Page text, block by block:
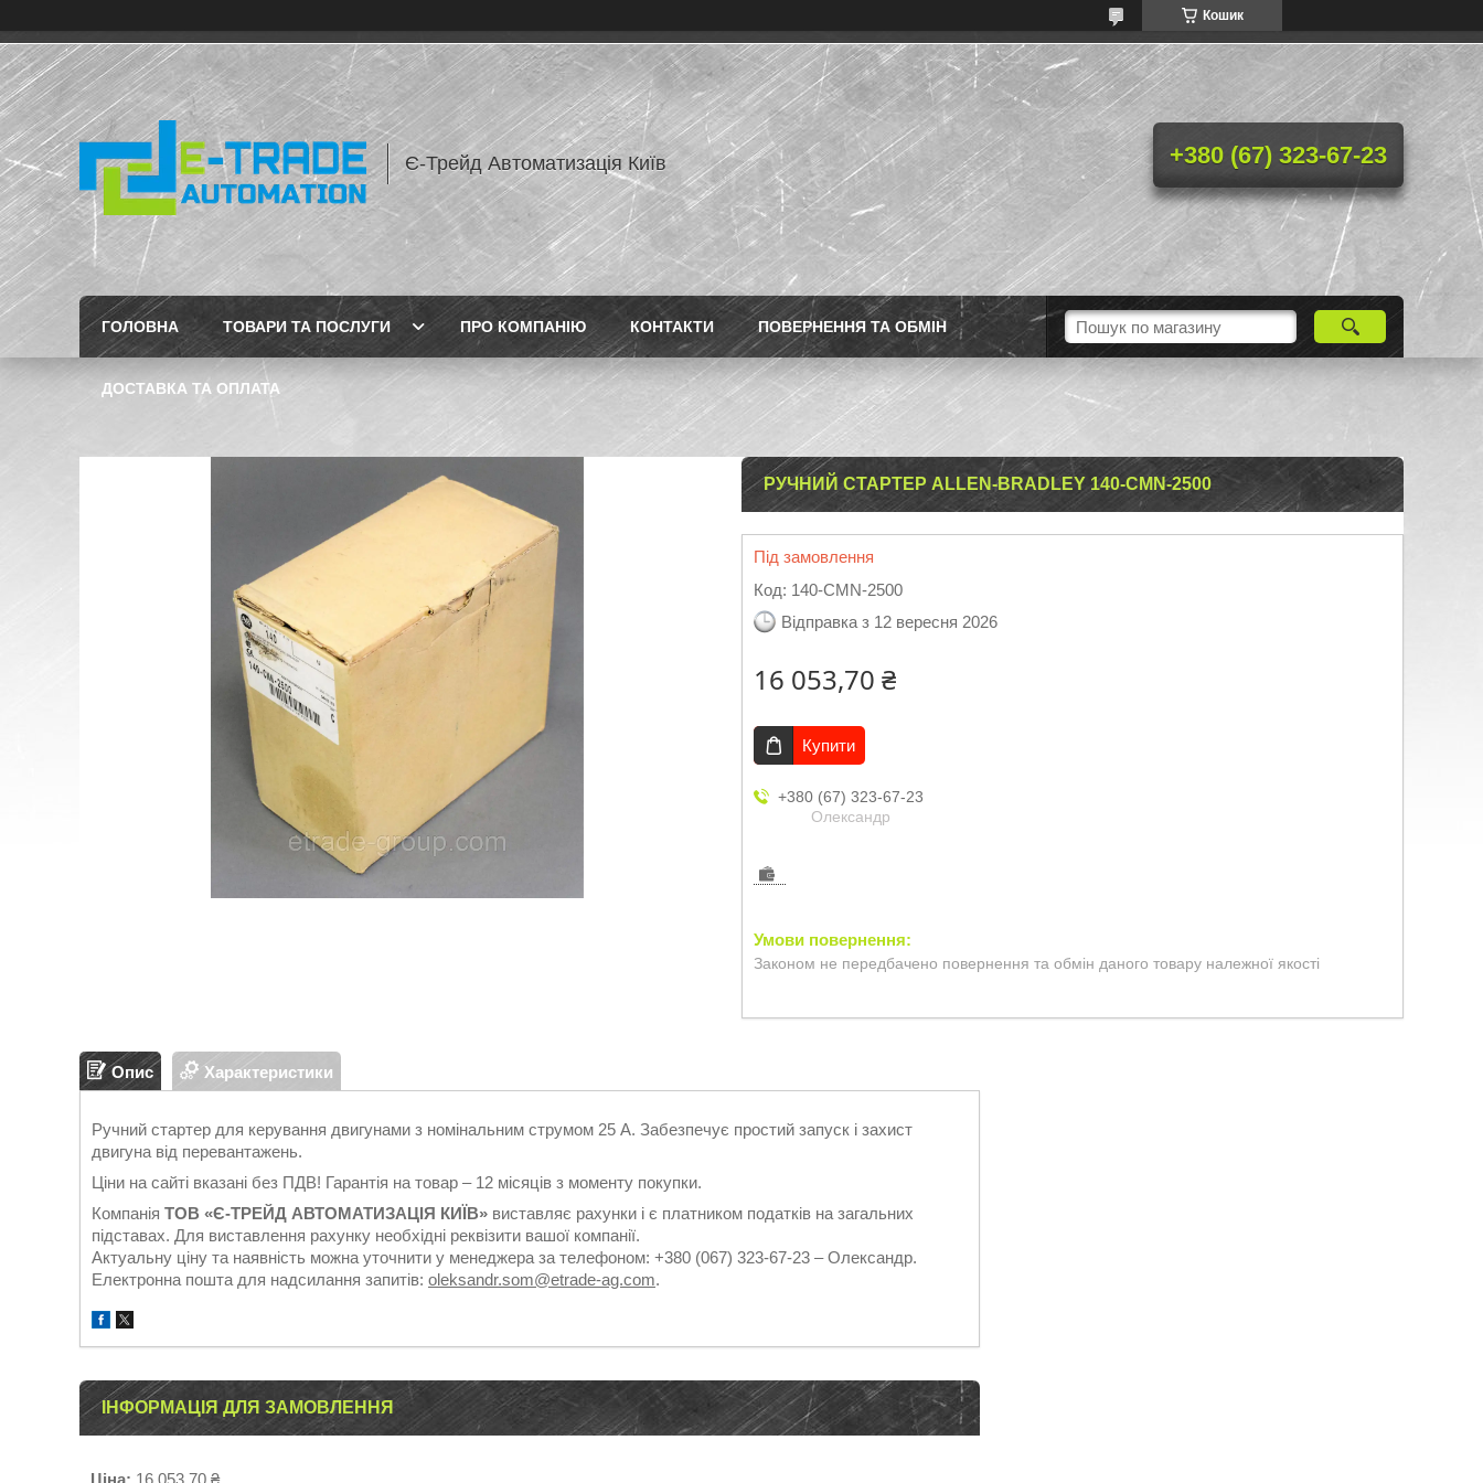
Кошик
Є-Трейд Автоматизація Київ +380 (67) 323-67-23
ГОЛОВНА ТОВАРИ ТА ПОСЛУГИ ПРО КОМПАНІЮ КОНТАКТИ ПОВЕРНЕННЯ ТА ОБМІН
ДОСТАВКА ТА ОПЛАТА
РУЧНИЙ СТАРТЕР ALLEN-BRADLEY 140-CMN-2500
Під замовлення
Код: 140-CMN-2500
Відправка з 12 вересня 2026
16 053,70 ₴
Купити
+380 (67) 323-67-23
Олександр
Законом не передбачено повернення та обмін даного товару належної якості
Опис Характеристики
Ручний стартер для керування двигунами з номінальним струмом 25 А. Забезпечує простий запуск і захист
двигуна від перевантажень.
Ціни на сайті вказані без ПДВ! Гарантія на товар – 12 місяців з моменту покупки.
Компанія ТОВ «Є-ТРЕЙД АВТОМАТИЗАЦІЯ КИЇВ» виставляє рахунки і є платником податків на загальних
підставах. Для виставлення рахунку необхідні реквізити вашої компанії.
Актуальну ціну та наявність можна уточнити у менеджера за телефоном: +380 (067) 323-67-23 – Олександр.
Електронна пошта для надсилання запитів: oleksandr.som@etrade-ag.com.
ІНФОРМАЦІЯ ДЛЯ ЗАМОВЛЕННЯ
Ціна: 16 053,70 ₴